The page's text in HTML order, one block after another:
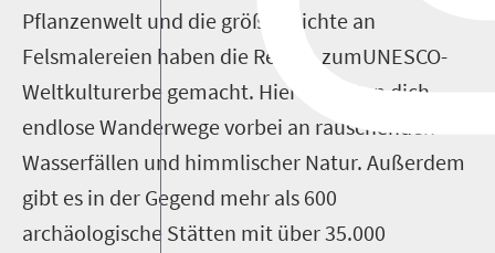
Pflanzenwelt und die größte Dichte an
Felsmalereien haben die Region zumUNESCO-
Weltkulturerbe gemacht. Hier erwarten dich
endlose Wanderwege vorbei an rauschenden
Wasserfällen und himmlischer Natur. Außerdem
gibt es in der Gegend mehr als 600
archäologische Stätten mit über 35.000